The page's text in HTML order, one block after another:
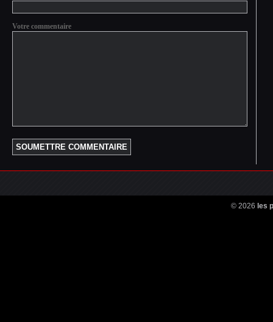
Votre commentaire
© 2026 les